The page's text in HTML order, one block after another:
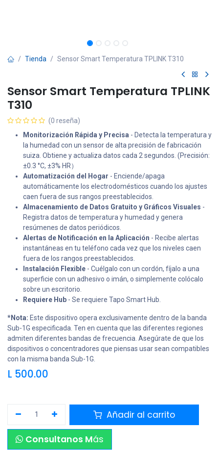
Tienda Sensor Smart Temperatura TPLINK T310
Sensor Smart Temperatura TPLINK
T310
(0 reseña)
Monitorización Rápida y Precisa - Detecta la temperatura y
la humedad con un sensor de alta precisión de fabricación
suiza. Obtiene y actualiza datos cada 2 segundos. (Precisión:
±0.3 °C, ±3% HR）
Automatización del Hogar - Enciende/apaga
automáticamente los electrodomésticos cuando los ajustes
caen fuera de sus rangos preestablecidos.
Almacenamiento de Datos Gratuito y Gráficos Visuales -
Registra datos de temperatura y humedad y genera
resúmenes de datos periódicos.
Alertas de Notificación en la Aplicación - Recibe alertas
instantáneas en tu teléfono cada vez que los niveles caen
fuera de los rangos preestablecidos.
Instalación Flexible - Cuélgalo con un cordón, fíjalo a una
superficie con un adhesivo o imán, o simplemente colócalo
sobre un escritorio.
Requiere Hub - Se requiere Tapo Smart Hub.
*Nota: Este dispositivo opera exclusivamente dentro de la banda
Sub-1G especificada. Ten en cuenta que las diferentes regiones
admiten diferentes bandas de frecuencia. Asegúrate de que los
dispositivos o concentradores que piensas usar sean compatibles
con la misma banda Sub-1G.
L 500.00
Añadir al carrito
Consultanos Más